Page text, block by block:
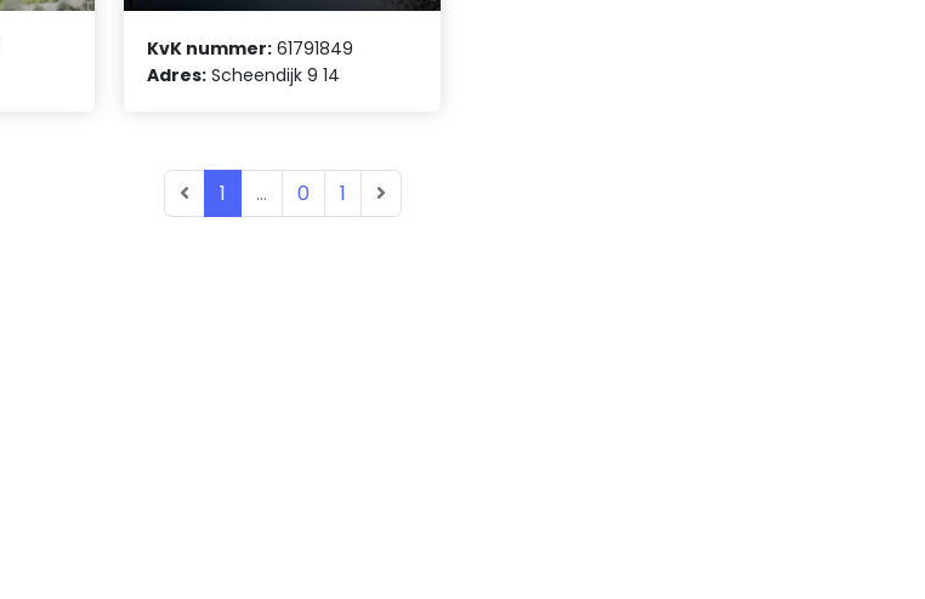
KvK nummer: 61791849
Adres: Scheendijk 9 14
1 ... 0 1